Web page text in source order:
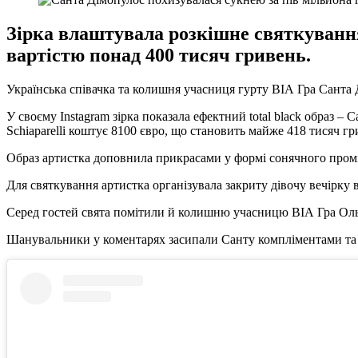
Зірка влаштувала розкішне
вартістю понад 400 тисяч гривень.
Українська співачка та колишня учасниця гурту ВІА Гра
У своєму Instagram зірка показала ефектний total black образ –
Schiaparelli коштує 8100 євро, що становить майже 418 тисяч
Образ артистка доповнила прикрасами у формі сонячного
Для святкування артистка організувала закриту дівочу
Серед гостей свята помітили й колишню учасницю ВІА Гра
Шанувальники у коментарях засипали Санту компліментами та